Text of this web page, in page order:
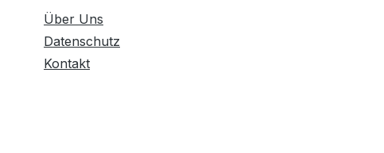
Über Uns
Datenschutz
Kontakt